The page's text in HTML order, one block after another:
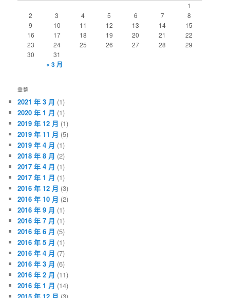
1
2
3 4 5 6 7
8
9
10 11 12 13 14
15
16
17 18 19 20 21
22
23
24 25 26 27 28
29
30
31
« 3 月
彙整
2021 年 3 月 (1)
2020 年 1 月 (1)
2019 年 12 月 (1)
2019 年 11 月 (5)
2019 年 4 月 (1)
2018 年 8 月 (2)
2017 年 4 月 (1)
2017 年 1 月 (1)
2016 年 12 月 (3)
2016 年 10 月 (2)
2016 年 9 月 (1)
2016 年 7 月 (1)
2016 年 6 月 (5)
2016 年 5 月 (1)
2016 年 4 月 (7)
2016 年 3 月 (6)
2016 年 2 月 (11)
2016 年 1 月 (14)